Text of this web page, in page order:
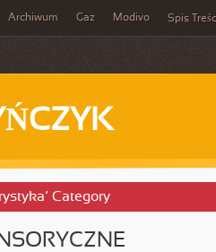
Archiwum Gaz Modivo Spis
Category